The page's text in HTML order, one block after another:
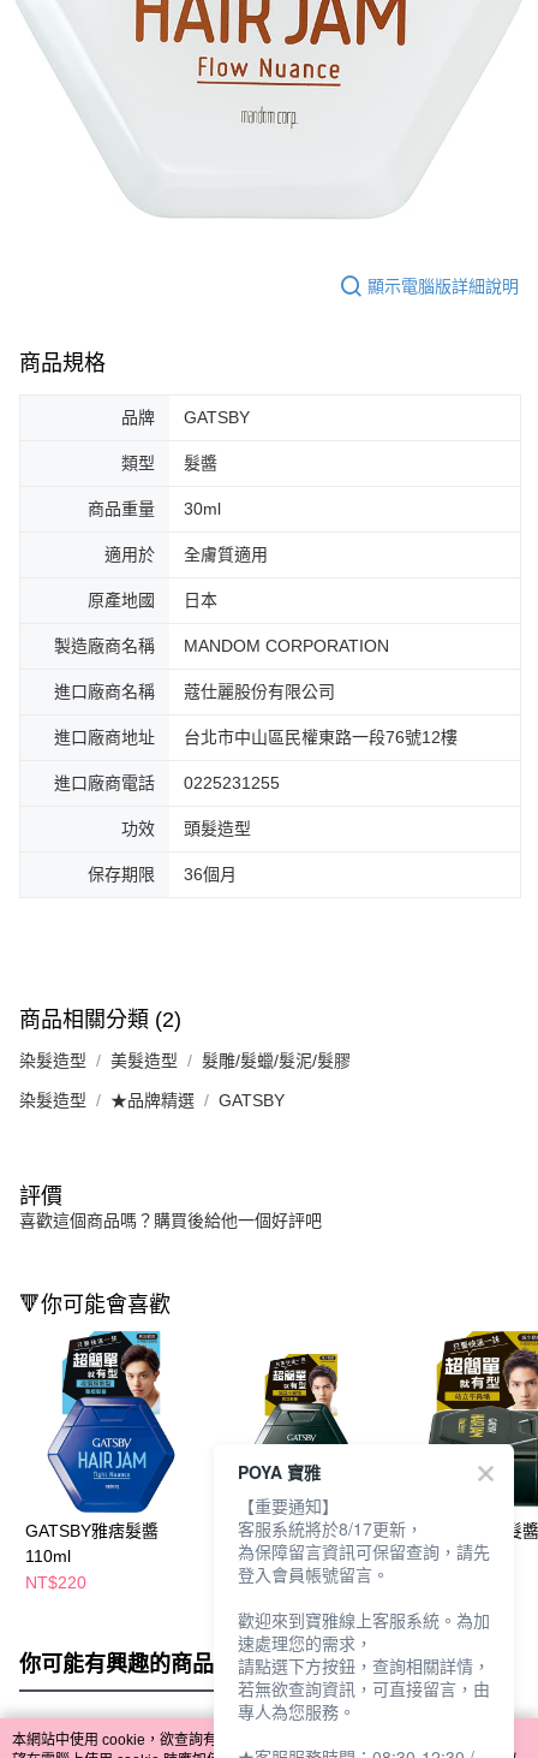
顯示電腦版詳細說明
商品規格
品牌 GATSBY
類型 髮醬
商品重量 30ml
適用於 全膚質適用
原產地國 日本
製造廠商名稱 MANDOM CORPORATION
進口廠商名稱 蔻仕麗股份有限公司
進口廠商地址 台北市中山區民權東路一段76號12樓
進口廠商電話 0225231255
功效 頭髮造型
保存期限 36個月
商品相關分類 (2)
染髮造型 美髮造型 髮雕/髮蠟/髮泥/髮膠
染髮造型 ★品牌精選 GATSBY
評價
喜歡這個商品嗎？購買後給他一個好評吧
🔻你可能會喜歡
GATSBY雅痞髮醬
110ml
NT$220
GATSBY銳立髮醬
110ml
NT$220
GATSBY銳立髮
你可能有興趣的商品 全站排行
本網站中使用 cookie，欲查詢有關本網站使用 cookie 方式之詳情，及若您不希
POYA 寶雅
【重要通知】
客服系統將於8/17更新，
為保障留言資訊可保留查詢，請先
登入會員帳號留言。
歡迎來到寶雅線上客服系統。為加
速處理您的需求，
請點選下方按鈕，查詢相關詳情，
若無欲查詢資訊，可直接留言，由
專人為您服務。